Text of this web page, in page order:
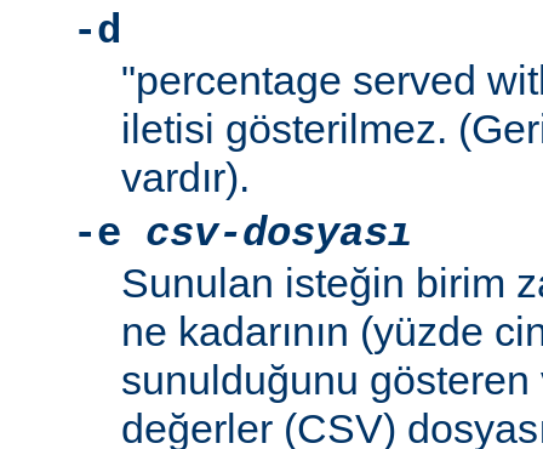
-d
"percentage served
iletisi gösterilmez.
vardır).
-e csv-dosyası
Sunulan isteğin birim
ne kadarının (yüzde
sunulduğunu gösteren
değerler (CSV)